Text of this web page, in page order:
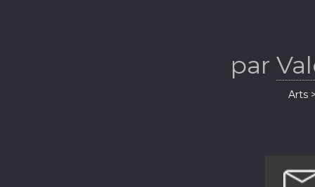
par
Arts